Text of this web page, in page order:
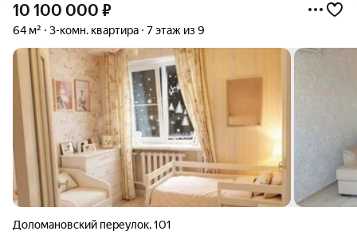
10 100 000 ₽
64 м² 3-комн. квартира 7 этаж из 9
Доломановский переулок,101